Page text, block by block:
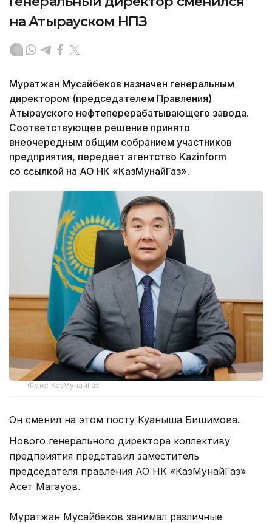
на Атырауском НПЗ
Муратжан Мусайбеков назначен генеральным
директором (председателем Правления)
Атырауского нефтеперерабатывающего завода.
Соответствующее решение принято
внеочередным общим собранием участников
предприятия, передает агентство Kazinform
со ссылкой на АО НК «КазМунайГаз».
Фото: КазМунайГаз
Он сменил на этом посту Куаныша Бишимова.
Нового генерального директора коллективу
предприятия представил заместитель
председателя правления АО НК «КазМунайГаз»
Асет Магауов.
Муратжан Мусайбеков занимал различные